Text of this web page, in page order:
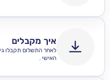
איך מקבלים
לאחר התשלום תקבלו גישה מיידית